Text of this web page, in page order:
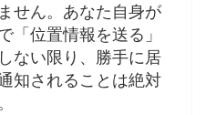
せん。あなた自身が
「位置情報を送る」
ない限り、勝手に居
知されることは絶対